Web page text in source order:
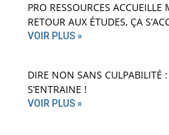
PRO RESSOURCES ACCUEILLE
RETOUR AUX ÉTUDES, ÇA
VOIR PLUS »
DIRE NON SANS CULPABILITÉ
S’ENTRAINE !
VOIR PLUS »